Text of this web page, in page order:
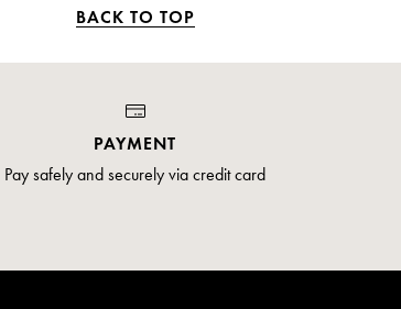
BACK TO TOP
PAYMENT
Pay safely and securely via credit card